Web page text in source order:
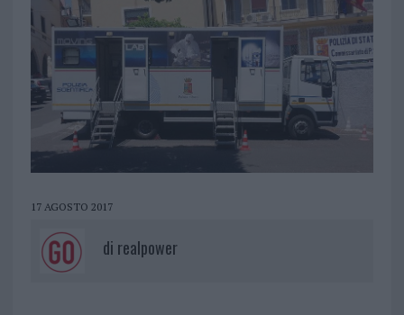
17 AGOSTO 2017
di realpower